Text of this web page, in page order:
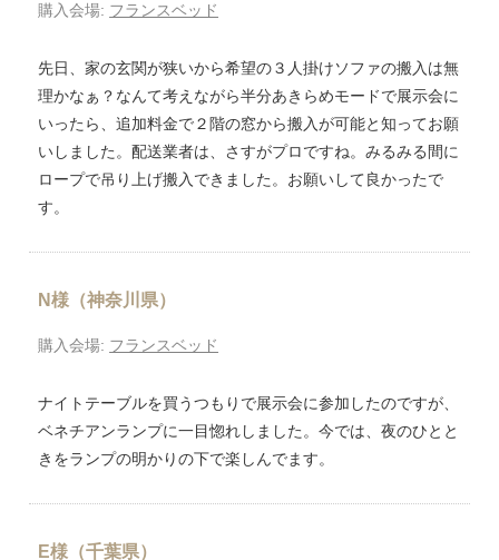
購入会場: フランスベッド
先日、家の玄関が狭いから希望の３人掛けソファの搬入は無
理かなぁ？なんて考えながら半分あきらめモードで展示会に
いったら、追加料金で２階の窓から搬入が可能と知ってお願
いしました。配送業者は、さすがプロですね。みるみる間に
ロープで吊り上げ搬入できました。お願いして良かったで
す。
N様（神奈川県）
購入会場: フランスベッド
ナイトテーブルを買うつもりで展示会に参加したのですが、
ベネチアンランプに一目惚れしました。今では、夜のひとと
きをランプの明かりの下で楽しんでます。
E様（千葉県）